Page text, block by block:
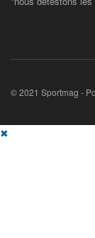
© 2021 Sportmag -
✖